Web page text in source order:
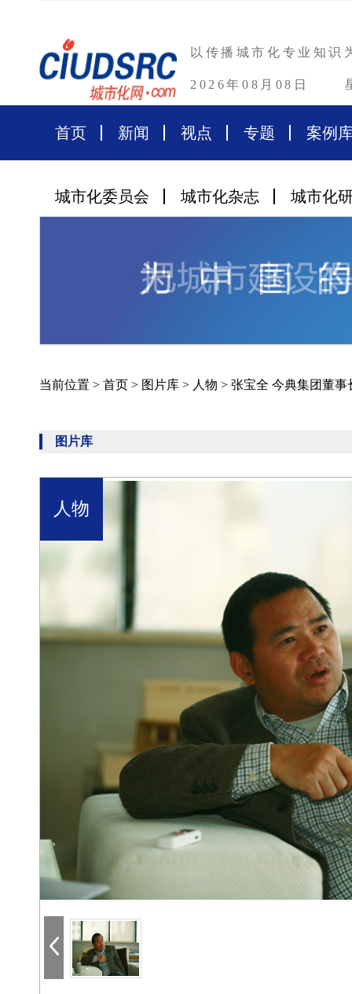
以传播城市化专业知识
2026年08月08日
首页 新闻 视点 专题 案例
城市化委员会 城市化杂志 城市化
当前位置 > 首页 > 图片库 > 人物 > 张宝全 今典集团董
图片库
人物